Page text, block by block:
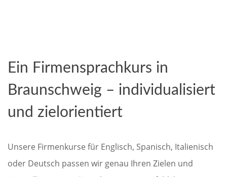
Ein Firmensprachkurs in
Braunschweig – individualisiert
und zielorientiert
Unsere Firmenkurse für Englisch, Spanisch, Italienisch
oder Deutsch passen wir genau Ihren Zielen und